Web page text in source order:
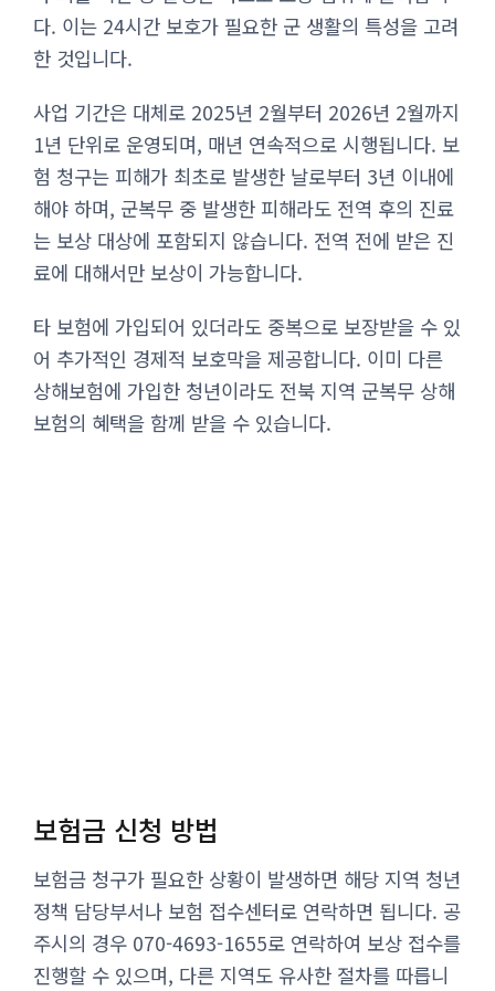
다. 이는 24시간 보호가 필요한 군 생활의 특성을 고려
한 것입니다.
사업 기간은 대체로 2025년 2월부터 2026년 2월까지
1년 단위로 운영되며, 매년 연속적으로 시행됩니다. 보
험 청구는 피해가 최초로 발생한 날로부터 3년 이내에
해야 하며, 군복무 중 발생한 피해라도 전역 후의 진료
는 보상 대상에 포함되지 않습니다. 전역 전에 받은 진
료에 대해서만 보상이 가능합니다.
타 보험에 가입되어 있더라도 중복으로 보장받을 수 있
어 추가적인 경제적 보호막을 제공합니다. 이미 다른
상해보험에 가입한 청년이라도 전북 지역 군복무 상해
보험의 혜택을 함께 받을 수 있습니다.
보험금 신청 방법
보험금 청구가 필요한 상황이 발생하면 해당 지역 청년
정책 담당부서나 보험 접수센터로 연락하면 됩니다. 공
주시의 경우 070-4693-1655로 연락하여 보상 접수를
진행할 수 있으며, 다른 지역도 유사한 절차를 따릅니